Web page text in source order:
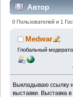
Автор
Мюнхене, 2011.
0 Пользователей и 1
Medwar
Глобальный
Выкладываю ссылку
выставки. Выставка